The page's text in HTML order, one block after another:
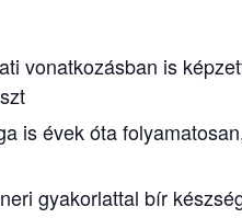
vonatkozásban is
is évek óta
gyakorlattal bír